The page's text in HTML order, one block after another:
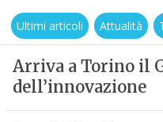
Ultimi articoli Attualità
Arriva a Torino il
dell’innovazione